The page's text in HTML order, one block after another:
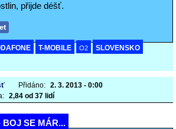
přijde déšť.
T-MOBILE O2 SLOVENSKO
Přidáno: 2. 3. 2013 - 0:00
2,84 od 37 lidí
BOJ SE MÁR...